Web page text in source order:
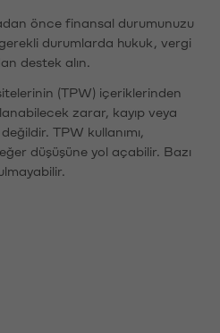
önce finansal durumunuzu
durumlarda hukuk, vergi
destek alın.
(TPW) içeriklerinden
zarar, kayıp veya
TPW kullanımı,
düşüşüne yol açabilir. Bazı